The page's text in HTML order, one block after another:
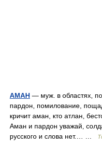
АМАН — муж. в областях,
пардон, помилование,
кричит аман, кто атлан,
Аман и пардон уважай,
русского и слова нет.… …